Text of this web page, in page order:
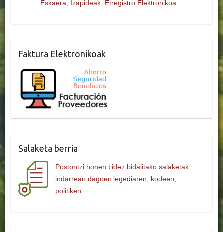
Eskaera, Izapideak, Erregistro Elektronikoa…
Faktura Elektronikoak
Salaketa berria
Postontzi honen bidez bidalitako salaketak
indarrean dagoen legediaren, kodeen,
politiken...